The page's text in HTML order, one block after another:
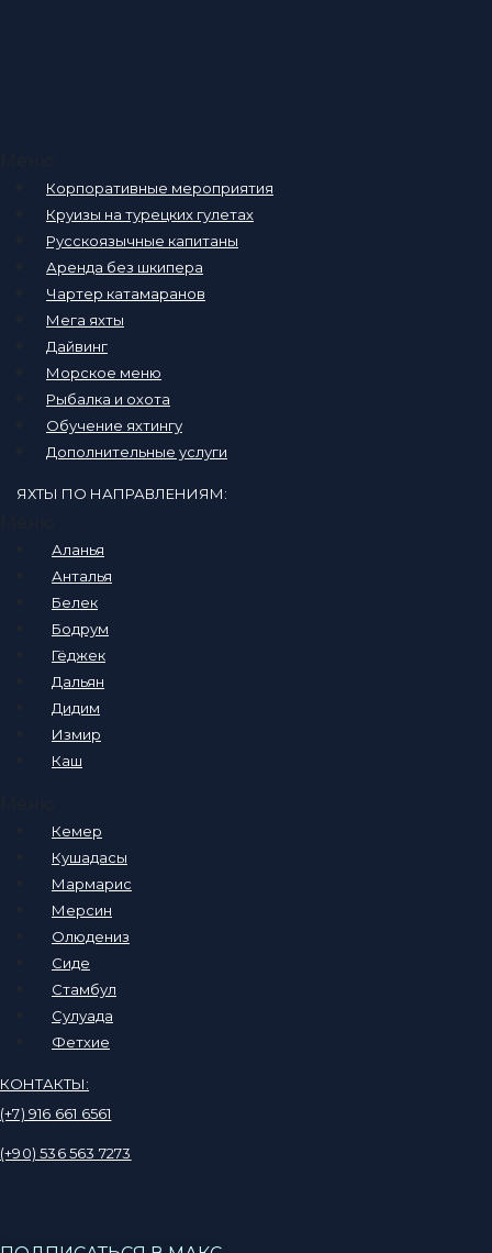
Корпоративные мероприятия
Круизы на турецких гулетах
Русскоязычные капитаны
Аренда без шкипера
Чартер катамаранов
Мега яхты
Дайвинг
Морское меню
Рыбалка и охота
Обучение яхтингу
Дополнительные услуги
ЯХТЫ ПО НАПРАВЛЕНИЯМ:
Аланья
Анталья
Белек
Бодрум
Гёджек
Дальян
Дидим
Измир
Каш
Кемер
Кушадасы
Мармарис
Мерсин
Олюдениз
Сиде
Стамбул
Сулуада
Фетхие
КОНТАКТЫ:
(+7) 916 661 6561
(+90) 536 563 7273